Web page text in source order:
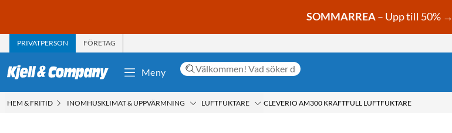
SOMMARREA– Upp till 50% →
PRIVATPERSON FÖRETAG
Meny
HEM & FRITID INOMHUSKLIMAT & UPPVÄRMNING LUFTFUKTARE CLEVERIO AM300 KRAFTFULL LUFTFUKTARE